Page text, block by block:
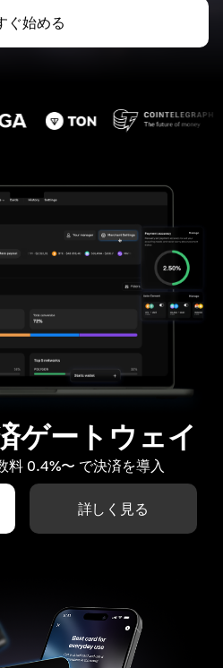
ぐ始める
ゲートウェイ
料 0.4%〜 で決済を導入
詳しく見る